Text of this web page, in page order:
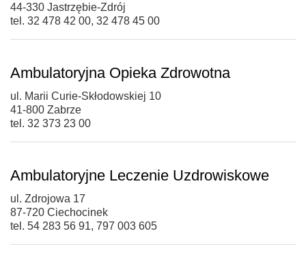
44-330 Jastrzębie-Zdrój
tel. 32 478 42 00, 32 478 45 00
Ambulatoryjna Opieka Zdrowotna
ul. Marii Curie-Skłodowskiej 10
41-800 Zabrze
tel. 32 373 23 00
Ambulatoryjne Leczenie Uzdrowiskowe
ul. Zdrojowa 17
87-720 Ciechocinek
tel. 54 283 56 91, 797 003 605